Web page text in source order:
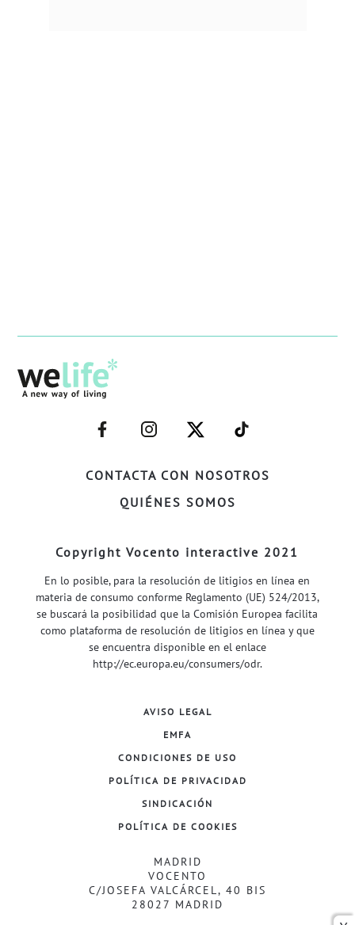
CONTACTA CON NOSOTROS
QUIÉNES SOMOS
–
FACEBOOK–
–
INSTAGRAM–
–
TWITTER–
–
WELIFE–
Copyright Vocento interactive 2021
En lo posible, para la resolución de litigios en línea en
materia de consumo conforme Reglamento (UE) 524/2013,
se buscará la posibilidad que la Comisión Europea facilita
como plataforma de resolución de litigios en línea y que
se encuentra disponible en el enlace
http://ec.europa.eu/consumers/odr.
AVISO LEGAL
EMFA
CONDICIONES DE USO
POLÍTICA DE PRIVACIDAD
SINDICACIÓN
POLÍTICA DE COOKIES
MADRID
VOCENTO
C/JOSEFA VALCÁRCEL, 40 BIS
28027 MADRID